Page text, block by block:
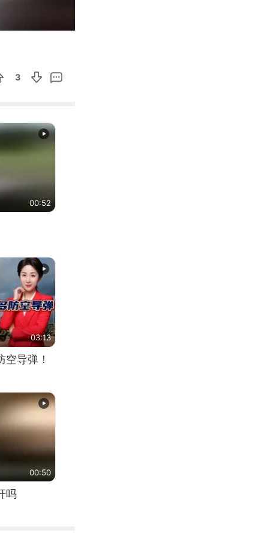
3
00:52
03:13
导弹！
00:50
吗